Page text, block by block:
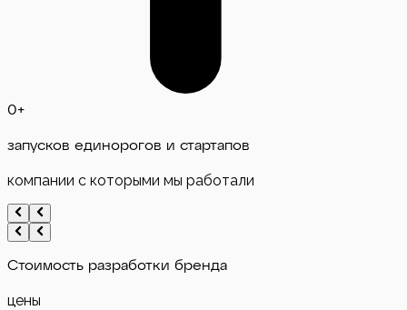
0+
запусков единорогов и стартапов
компании с которыми мы работали
Стоимость разработки бренда
цены